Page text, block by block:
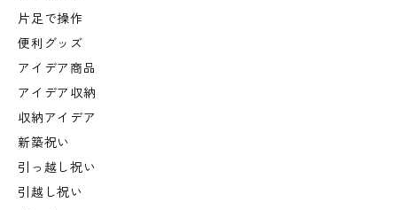
片足で操作
便利グッズ
アイデア商品
アイデア収納
収納アイデア
新築祝い
引っ越し祝い
引越し祝い